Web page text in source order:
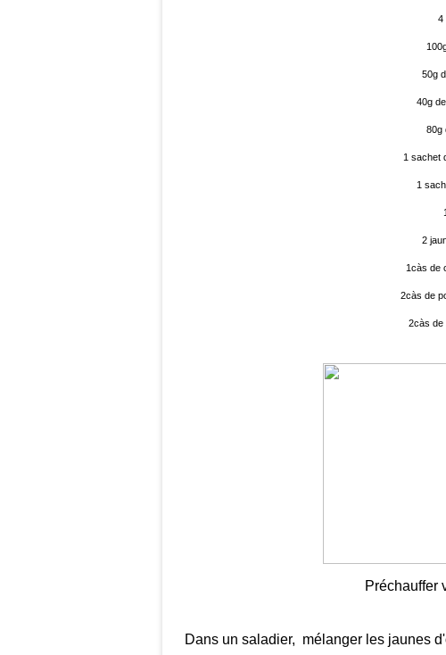
4
50g
40g
80g
1 sachet
1
2
1càs de
2càs de
2càs de
Préchauffer
Dans un saladier, mélanger les jaunes